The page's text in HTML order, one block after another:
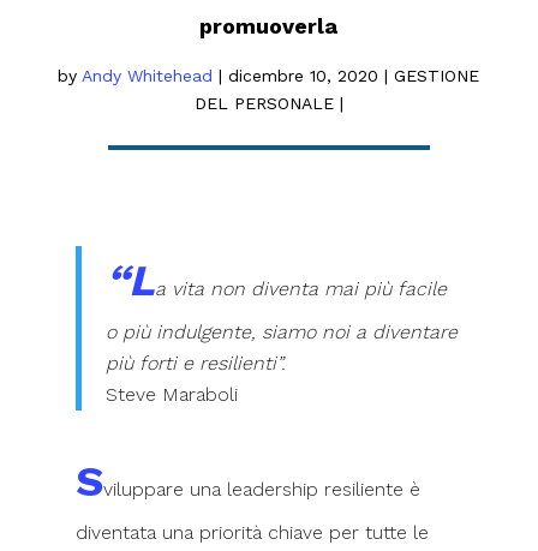
promuoverla
by Andy Whitehead |dicembre 10, 2020 |GESTIONE
DEL PERSONALE|
“La vita non diventa mai più facile
o più indulgente, siamo noi a diventare
più forti e resilienti”.
Steve Maraboli
Sviluppare una leadership resiliente è
diventata una priorità chiave per tutte le